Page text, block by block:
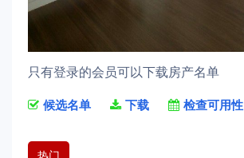
只有登录的会员可以下载房产名单
候选名单 下载 检查可用性